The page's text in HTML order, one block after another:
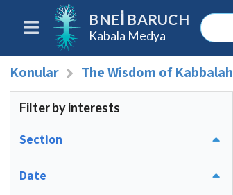
BNEI BARUCH
Kabala Medya
Konular The Wisdom of Kabbalah
Filter by interests
Section
Date